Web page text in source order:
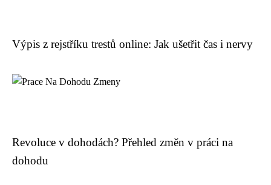
Výpis z rejstříku trestů online: Jak ušetřit čas i nervy
Revoluce v dohodách? Přehled změn v práci na
dohodu